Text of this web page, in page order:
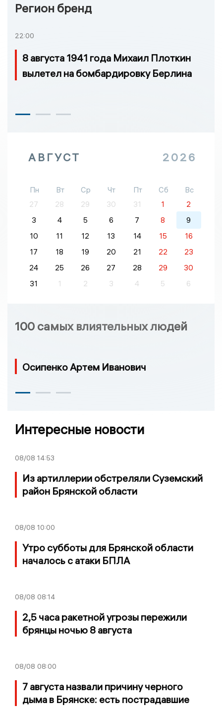
Регион бренд
22:00
8 августа 1941 года Михаил Плоткин
вылетел на бомбардировку Берлина
АВГУСТ 2026
Пн Вт Ср Чт Пт Сб
Вс
27
28 29 30 31 1
2
3
4 5 6 7 8
9
10
11 12 13 14 15
16
17
18 19 20 21 22
23
24
25 26 27 28 29
30
31
1 2 3 4 5 6
100 самых влиятельных людей
Осипенко Артем Иванович
Интересные новости
08/08 14:53
Из артиллерии обстреляли Суземский
район Брянской области
08/08 10:00
Утро субботы для Брянской области
началось с атаки БПЛА
08/08 08:14
2,5 часа ракетной угрозы пережили
брянцы ночью 8 августа
08/08 08:00
7 августа назвали причину черного
дыма в Брянске: есть пострадавшие